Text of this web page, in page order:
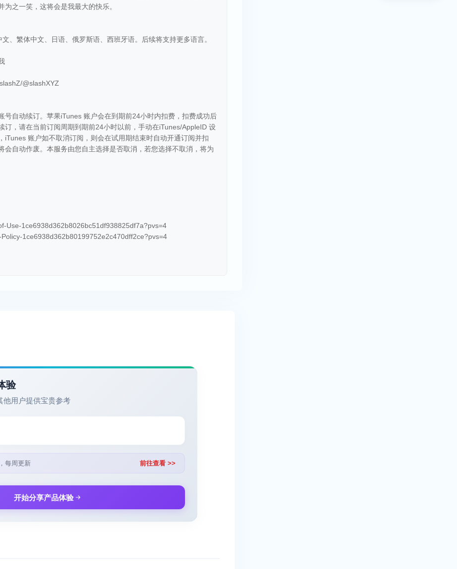
之一笑，这将会是我最大的快乐。
、繁体中文、日语、俄罗斯语、西班牙语。后续将支持更多语言。
@slashXYZ
号自动续订。苹果iTunes 账户会在到期前24小时内扣费，扣费成功后
订，请在当前订阅周期到期前24小时以前，手动在iTunes/AppleID 设
iTunes 账户如不取消订阅，则会在试用期结束时自动开通订阅并扣
会自动作废。本服务由您自主选择是否取消，若您选择不取消，将为
Use-1ce6938d362b8026bc51df938825df7a?pvs=4
1ce6938d362b80199752e2c470dff2ce?pvs=4
验
他用户提供宝贵参考
每周更新 前往查看 >>
开始分享产品体验